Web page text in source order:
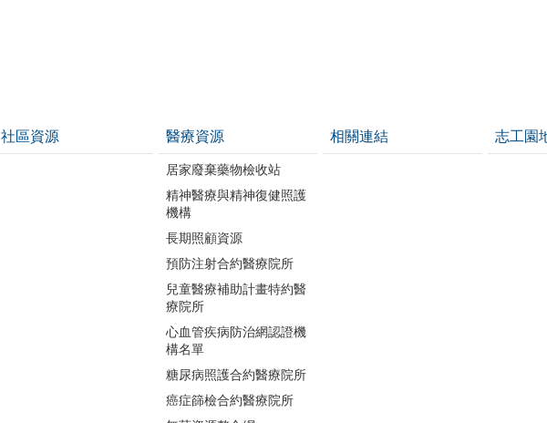
社區資源 醫療資源
居家廢棄藥物檢收站
精神醫療與精神復健照護
機構
長期照顧資源
預防注射合約醫療院所
兒童醫療補助計畫特約醫
療院所
心血管疾病防治網認證機
構名單
糖尿病照護合約醫療院所
癌症篩檢合約醫療院所
相關連結 志工園